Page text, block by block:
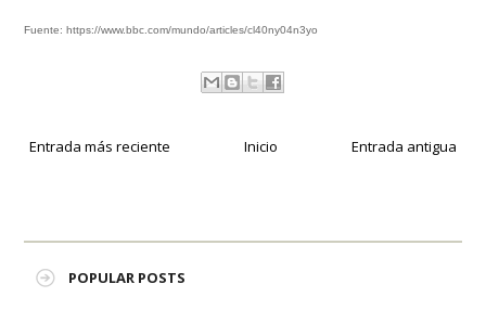
Fuente: https://www.bbc.com/mundo/articles/cl40ny04n3yo
Entrada más reciente Entrada antigua
Inicio
POPULAR POSTS